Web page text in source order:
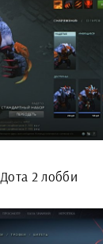
Дота 2 лобби